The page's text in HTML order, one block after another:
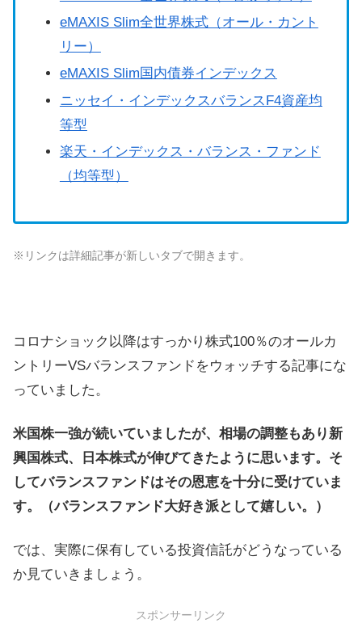
eMAXIS Slim全世界株式（オール・カント
リー）
eMAXIS Slim国内債券インデックス
ニッセイ・インデックスバランスF4資産均
等型
楽天・インデックス・バランス・ファンド
（均等型）
※リンクは詳細記事が新しいタブで開きます。
コロナショック以降はすっかり株式100％のオールカ
ントリーVSバランスファンドをウォッチする記事にな
っていました。
米国株一強が続いていましたが、相場の調整もあり新
興国株式、日本株式が伸びてきたように思います。そ
してバランスファンドはその恩恵を十分に受けていま
す。（バランスファンド大好き派として嬉しい。）
では、実際に保有している投資信託がどうなっている
か見ていきましょう。
スポンサーリンク